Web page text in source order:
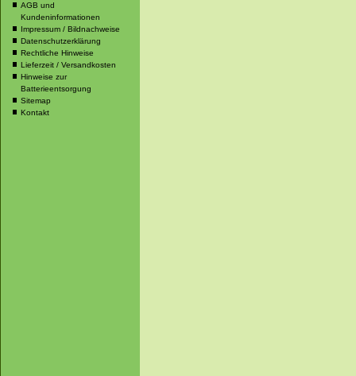
AGB und
Kundeninformationen
Impressum / Bildnachweise
Datenschutzerklärung
Rechtliche Hinweise
Lieferzeit / Versandkosten
Hinweise zur
Batterieentsorgung
Sitemap
Kontakt